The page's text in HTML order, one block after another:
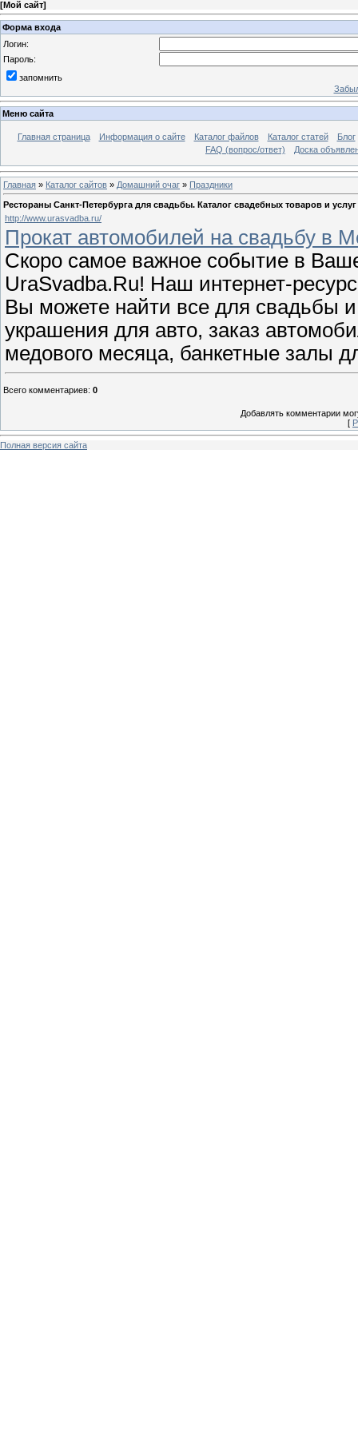
[Мой сайт]
Форма входа
Логин:
Пароль:
запомнить
Меню сайта
Главная страница Информация о сайте Каталог файлов Каталог статей
Блог
FAQ (вопрос/ответ)
Доска
Главная » Каталог сайтов » Домашний очаг » Праздники
Рестораны Санкт-Петербурга для свадьбы. Каталог свадебных товаров и услуг
http://www.urasvadba.ru/
Прокат автомобилей на свадьбу в
Скоро самое важное событие в
UraSvadba.Ru! Наш интернет-
Вы можете найти все для свадьбы
украшения для авто, заказ
медового месяца, банкетные залы
Всего комментариев: 0
Добавлять комментарии
[
Полная версия сайта